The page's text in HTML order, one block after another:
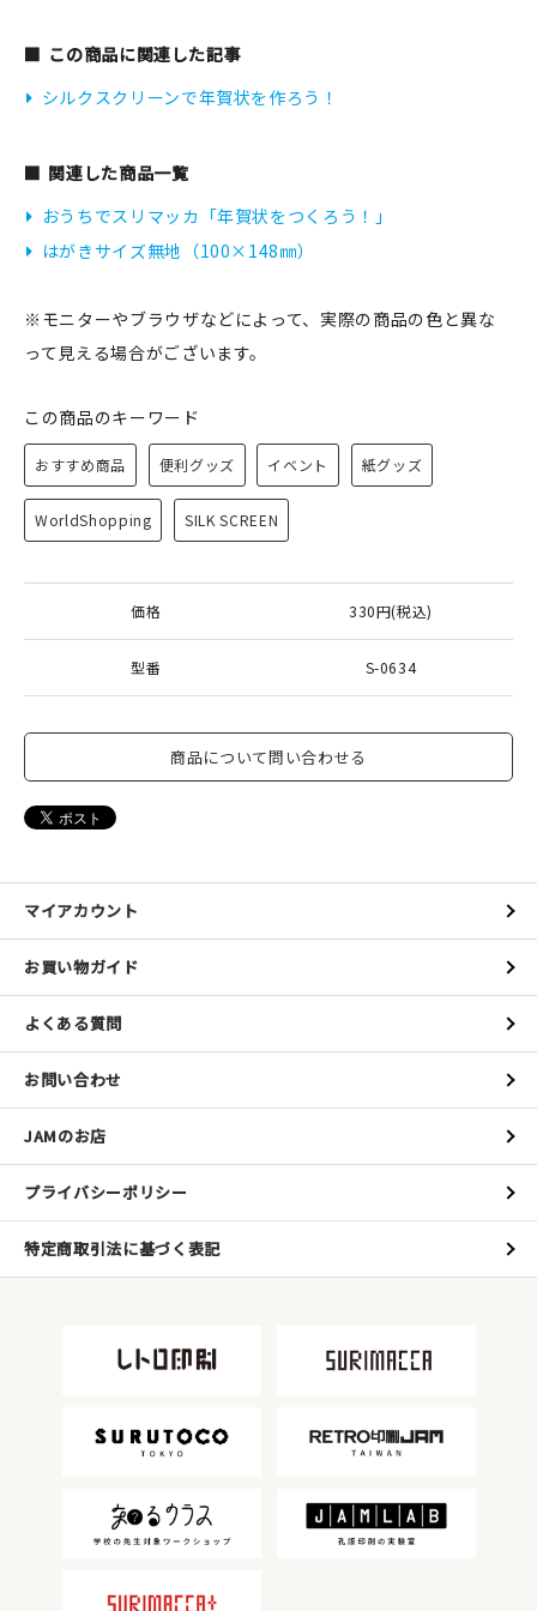
この商品に関連した記事
シルクスクリーンで年賀状を作ろう！
関連した商品一覧
おうちでスリマッカ「年賀状をつくろう！」
はがきサイズ無地（100×148㎜）
※モニターやブラウザなどによって、実際の商品の色と異な
って見える場合がございます。
この商品のキーワード
おすすめ商品 便利グッズ イベント 紙グッズ
WorldShopping SILK SCREEN
価格 330円(税込)
型番 S-0634
商品について問い合わせる
マイアカウント
お買い物ガイド
よくある質問
お問い合わせ
JAMのお店
プライバシーポリシー
特定商取引法に基づく表記